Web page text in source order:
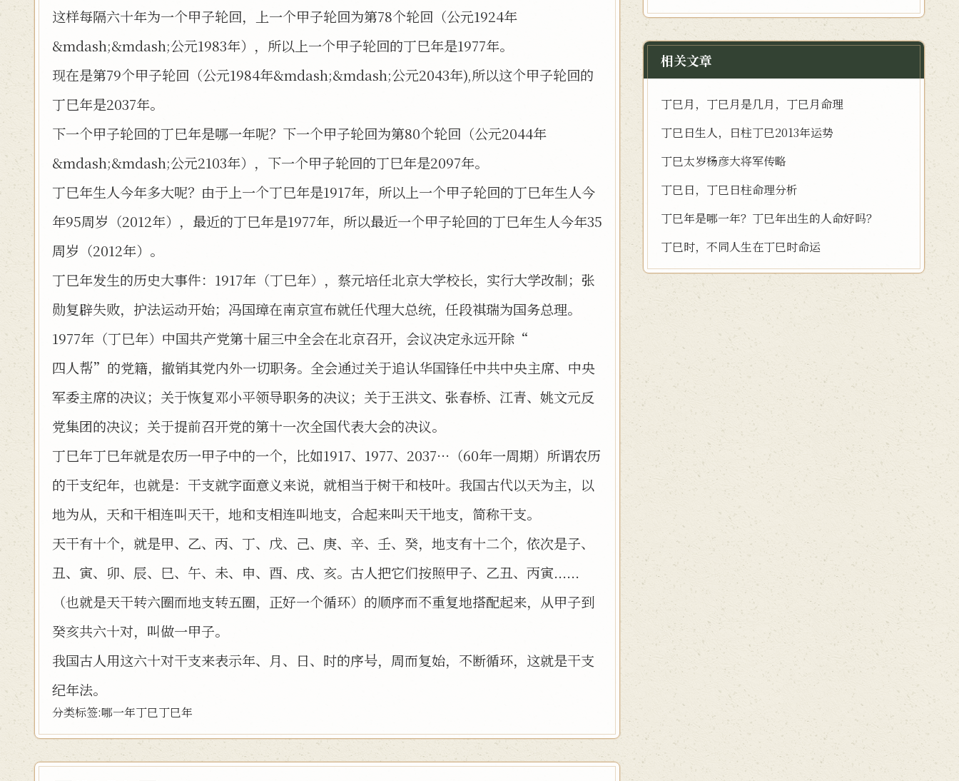
这样每隔六十年为一个甲子轮回，上一个甲子轮回为第78个轮回（公元1924年
&mdash;&mdash;公元1983年），所以上一个甲子轮回的丁巳年是1977年。
现在是第79个甲子轮回（公元1984年&mdash;&mdash;公元2043年),所以这个甲子轮回的
丁巳年是2037年。
下一个甲子轮回的丁巳年是哪一年呢？下一个甲子轮回为第80个轮回（公元2044年
&mdash;&mdash;公元2103年），下一个甲子轮回的丁巳年是2097年。
丁巳年生人今年多大呢？由于上一个丁巳年是1917年，所以上一个甲子轮回的丁巳年生人今
年95周岁（2012年），最近的丁巳年是1977年，所以最近一个甲子轮回的丁巳年生人今年35
周岁（2012年）。
丁巳年发生的历史大事件：1917年（丁巳年），蔡元培任北京大学校长，实行大学改制；张
勋复辟失败，护法运动开始；冯国璋在南京宣布就任代理大总统，任段祺瑞为国务总理。
1977年（丁巳年）中国共产党第十届三中全会在北京召开，会议决定永远开除“
四人帮”的党籍，撤销其党内外一切职务。全会通过关于追认华国锋任中共中央主席、中央
军委主席的决议；关于恢复邓小平领导职务的决议；关于王洪文、张春桥、江青、姚文元反
党集团的决议；关于提前召开党的第十一次全国代表大会的决议。
丁巳年丁巳年就是农历一甲子中的一个，比如1917、1977、2037···（60年一周期）所谓农历
的干支纪年，也就是：干支就字面意义来说，就相当于树干和枝叶。我国古代以天为主，以
地为从，天和干相连叫天干，地和支相连叫地支，合起来叫天干地支，简称干支。
天干有十个，就是甲、乙、丙、丁、戊、己、庚、辛、壬、癸，地支有十二个，依次是子、
丑、寅、卯、辰、巳、午、未、申、酉、戌、亥。古人把它们按照甲子、乙丑、丙寅......
（也就是天干转六圈而地支转五圈，正好一个循环）的顺序而不重复地搭配起来，从甲子到
癸亥共六十对，叫做一甲子。
我国古人用这六十对干支来表示年、月、日、时的序号，周而复始，不断循环，这就是干支
纪年法。
分类标签:哪一年丁巳丁巳年
相关文章
丁巳月，丁巳月是几月，丁巳月命理
丁巳日生人，日柱丁巳2013年运势
丁巳太岁杨彦大将军传略
丁巳日，丁巳日柱命理分析
丁巳年是哪一年？丁巳年出生的人命好吗？
丁巳时，不同人生在丁巳时命运